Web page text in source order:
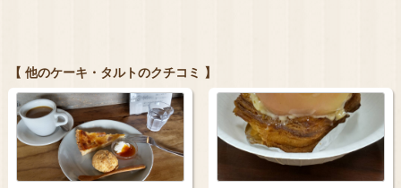
【 他のケーキ・タルトのクチコミ 】